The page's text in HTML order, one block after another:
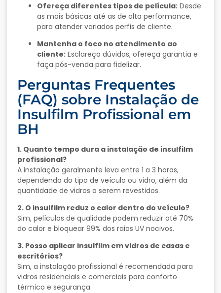
Ofereça diferentes tipos de película: Desde
as mais básicas até as de alta performance,
para atender variados perfis de cliente.
Mantenha o foco no atendimento ao
cliente: Esclareça dúvidas, ofereça garantia e
faça pós-venda para fidelizar.
Perguntas Frequentes
(FAQ) sobre Instalação de
Insulfilm Profissional em
BH
1. Quanto tempo dura a instalação de insulfilm
profissional?
A instalação geralmente leva entre 1 a 3 horas,
dependendo do tipo de veículo ou vidro, além da
quantidade de vidros a serem revestidos.
2. O insulfilm reduz o calor dentro do veículo?
Sim, películas de qualidade podem reduzir até 70%
do calor e bloquear 99% dos raios UV nocivos.
3. Posso aplicar insulfilm em vidros de casas e
escritórios?
Sim, a instalação profissional é recomendada para
vidros residenciais e comerciais para conforto
térmico e segurança.